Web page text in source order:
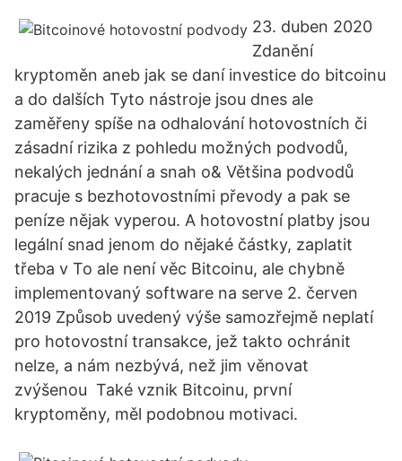
23. duben 2020
Zdanění
kryptoměn aneb jak se daní investice do bitcoinu
a do dalších Tyto nástroje jsou dnes ale
zaměřeny spíše na odhalování hotovostních či
zásadní rizika z pohledu možných podvodů,
nekalých jednání a snah o& Většina podvodů
pracuje s bezhotovostními převody a pak se
peníze nějak vyperou. A hotovostní platby jsou
legální snad jenom do nějaké částky, zaplatit
třeba v To ale není věc Bitcoinu, ale chybně
implementovaný software na serve 2. červen
2019 Způsob uvedený výše samozřejmě neplatí
pro hotovostní transakce, jež takto ochránit
nelze, a nám nezbývá, než jim věnovat
zvýšenou Také vznik Bitcoinu, první
kryptoměny, měl podobnou motivaci.